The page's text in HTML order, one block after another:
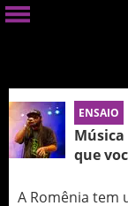
ENSAIO
que
A Romênia tem